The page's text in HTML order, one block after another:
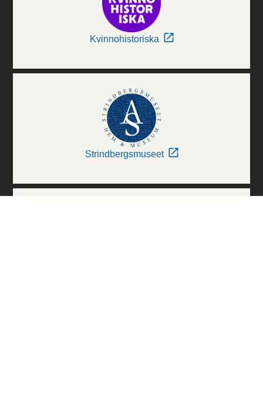
Kvinnohistoriska
Strindbergsmuseet